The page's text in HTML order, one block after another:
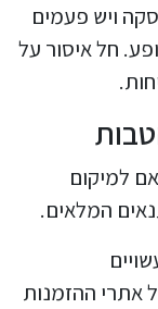
ויש פעמים
חל איסור על
למיקום
המלאים.
אתרי ההזמנות